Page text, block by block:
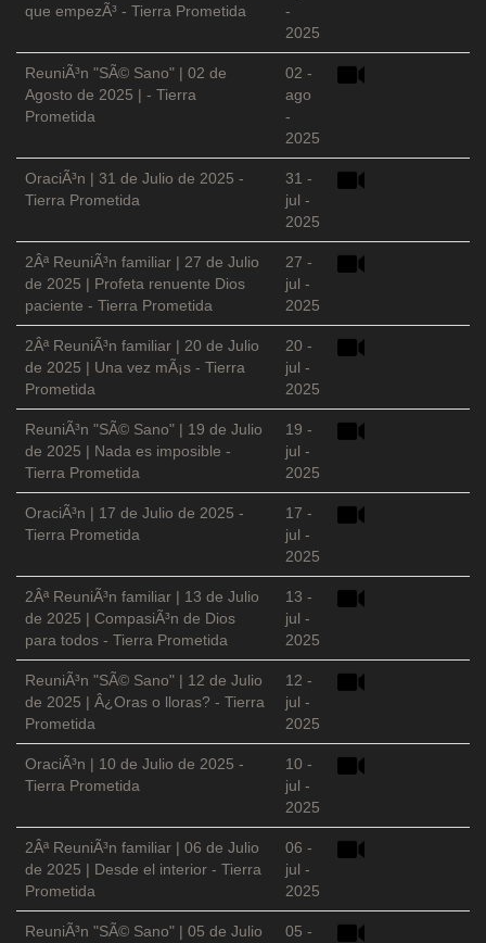
que empezÃ³ - Tierra Prometida
-
2025
ReuniÃ³n "SÃ© Sano" | 02 de
Agosto de 2025 | - Tierra
Prometida
02 -
ago
-
2025
OraciÃ³n | 31 de Julio de 2025 -
Tierra Prometida
31 -
jul -
2025
2Âª ReuniÃ³n familiar | 27 de Julio
de 2025 | Profeta renuente Dios
paciente - Tierra Prometida
27 -
jul -
2025
2Âª ReuniÃ³n familiar | 20 de Julio
de 2025 | Una vez mÃ¡s - Tierra
Prometida
20 -
jul -
2025
ReuniÃ³n "SÃ© Sano" | 19 de Julio
de 2025 | Nada es imposible -
Tierra Prometida
19 -
jul -
2025
OraciÃ³n | 17 de Julio de 2025 -
Tierra Prometida
17 -
jul -
2025
2Âª ReuniÃ³n familiar | 13 de Julio
de 2025 | CompasiÃ³n de Dios
para todos - Tierra Prometida
13 -
jul -
2025
ReuniÃ³n "SÃ© Sano" | 12 de Julio
de 2025 | Â¿Oras o lloras? - Tierra
Prometida
12 -
jul -
2025
OraciÃ³n | 10 de Julio de 2025 -
Tierra Prometida
10 -
jul -
2025
2Âª ReuniÃ³n familiar | 06 de Julio
de 2025 | Desde el interior - Tierra
Prometida
06 -
jul -
2025
ReuniÃ³n "SÃ© Sano" | 05 de Julio
05 -